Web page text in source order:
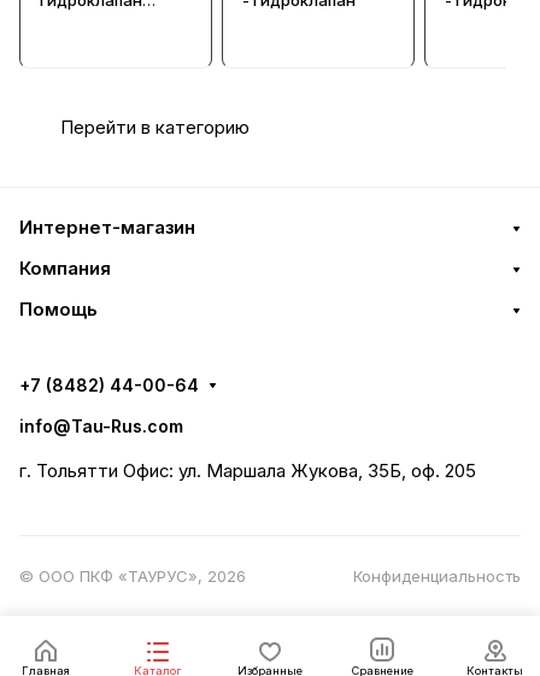
Перейти в категорию
Главная Каталог Избранные Сравнение Контакты
Интернет-магазин
Компания
Помощь
+7 (8482) 44-00-64
info@Tau-Rus.com
г. Тольятти Офис: ул. Маршала Жукова, 35Б, оф. 205
© ООО ПКФ «ТАУРУС», 2026 Конфиденциальность